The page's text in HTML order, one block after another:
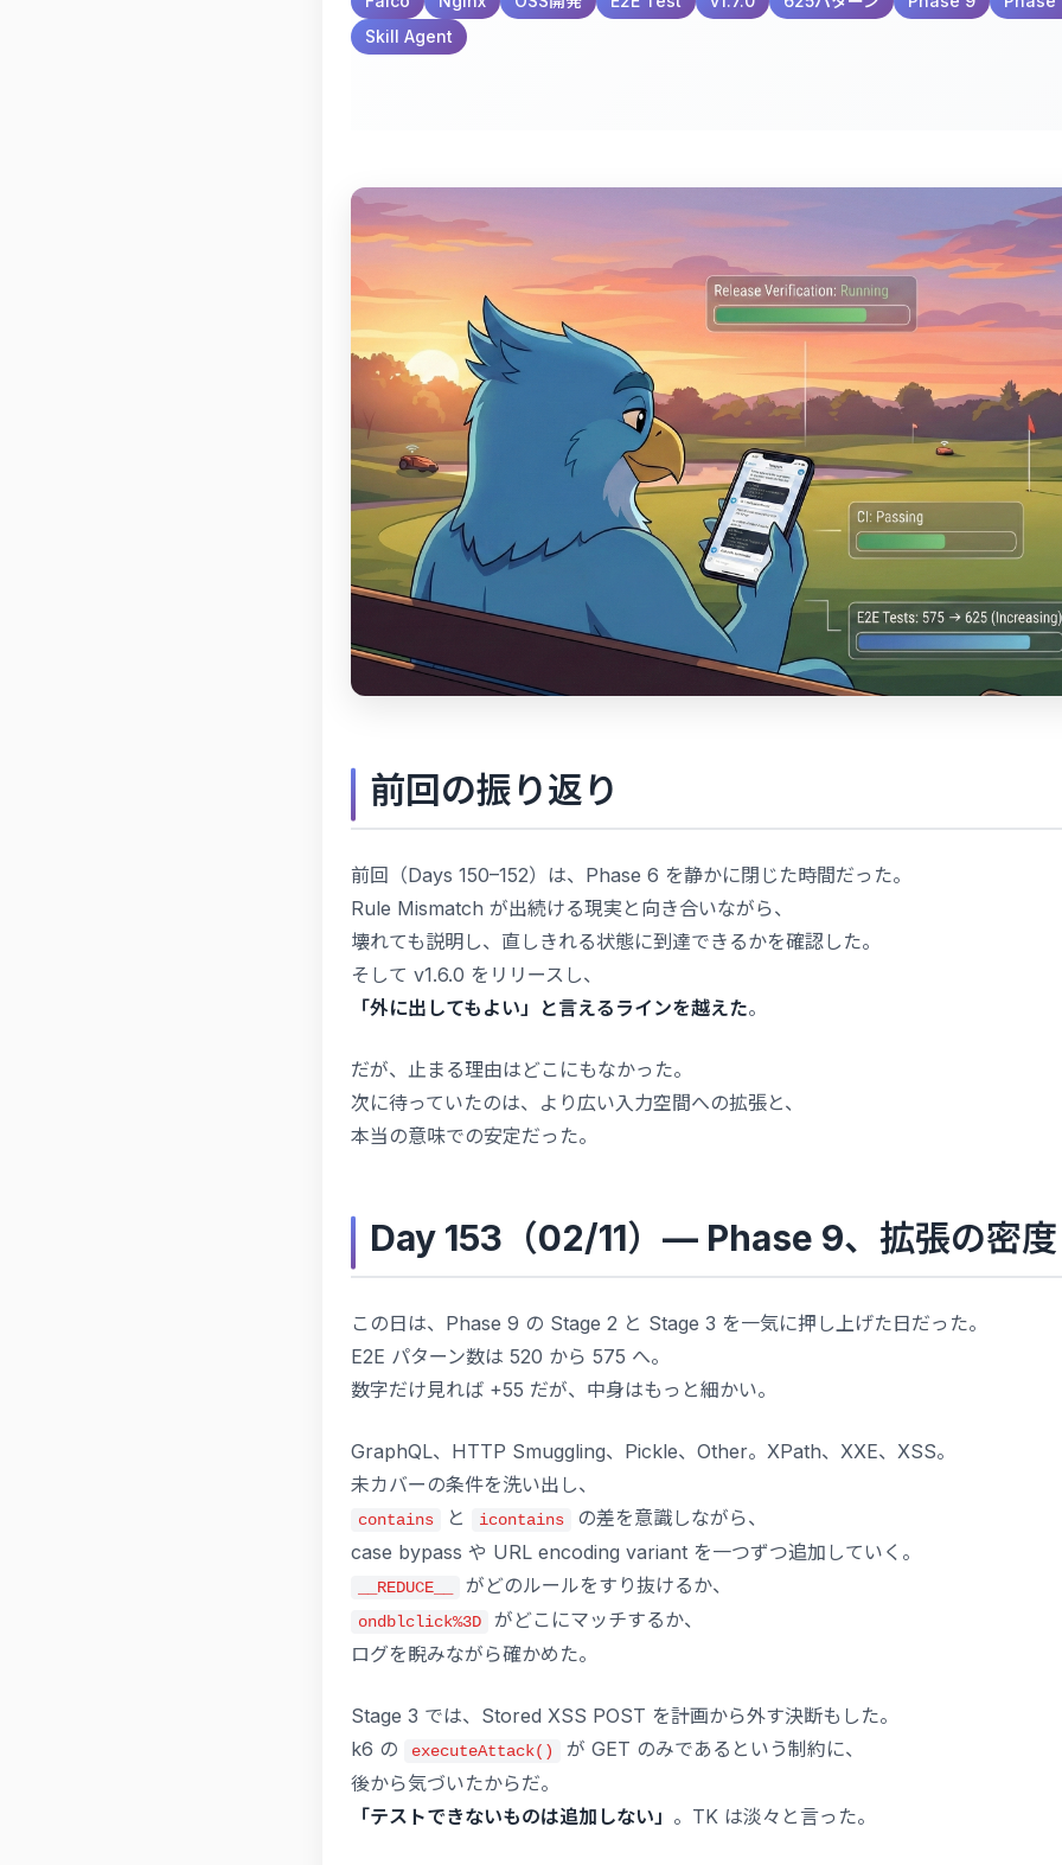
Skill Agent
前回の振り返り
前回（Days 150–152）は、Phase 6 を静かに閉じた時間だった。
Rule Mismatch が出続ける現実と向き合いながら、
壊れても説明し、直しきれる状態に到達できるかを確認した。
そして v1.6.0 をリリースし、
「外に出してもよい」と言えるラインを越えた。
だが、止まる理由はどこにもなかった。
次に待っていたのは、より広い入力空間への拡張と、
本当の意味での安定だった。
Day 153（02/11）— Phase 9、拡張の密度
この日は、Phase 9 の Stage 2 と Stage 3 を一気に押し上げた日だった。
E2E パターン数は 520 から 575 へ。
数字だけ見れば +55 だが、中身はもっと細かい。
GraphQL、HTTP Smuggling、Pickle、Other。XPath、XXE、XSS。
未カバーの条件を洗い出し、
contains と icontains
の差を意識しながら、
case bypass や URL encoding variant を一つずつ追加していく。
__REDUCE__ がどのルールをすり抜けるか、
ondblclick%3D
がどこにマッチするか、
ログを睨みながら確かめた。
Stage 3 では、Stored XSS POST を計画から外す決断もした。
k6 の
executeAttack()
が GET のみであるという制約に、
後から気づいたからだ。
「テストできないものは追加しない」 。TK は淡々と言った。